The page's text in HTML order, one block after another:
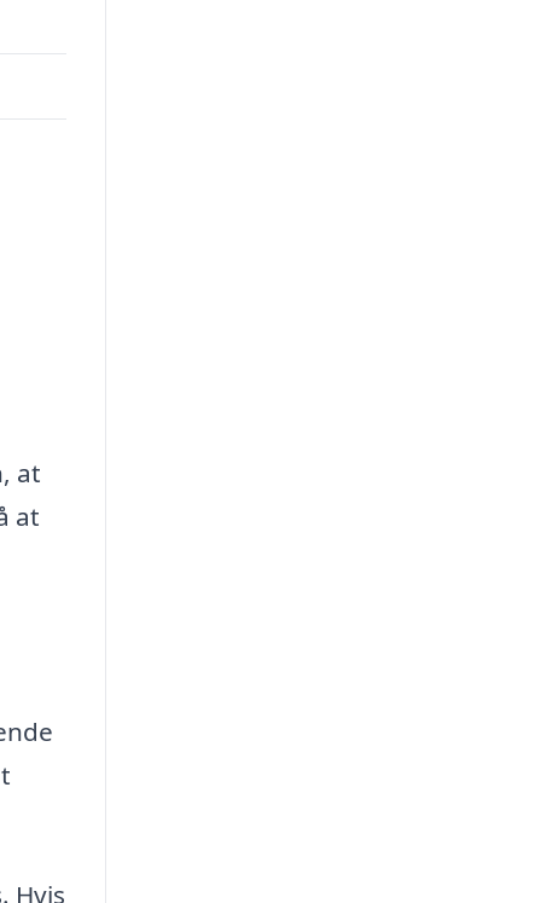
at
at
Hvis